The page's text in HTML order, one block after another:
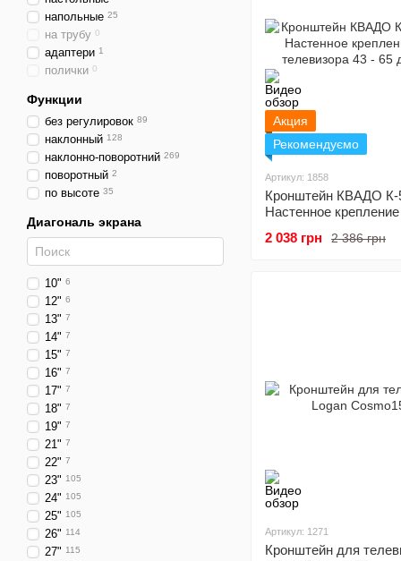
Акция
Рекомендуємо
Артикул: 1858
Кронштейн КВАДО К-
Настенное
2 386 грн
2 038 грн
Артикул: 1271
Кронштейн для
напольные 25
на трубу 0
адаптери 1
полички 0
Функции
без регулировок 89
наклонный 128
наклонно-поворотний 269
поворотный 2
по высоте 35
Диагональ экрана
10" 6
12" 6
13" 7
14" 7
15" 7
16" 7
17" 7
18" 7
19" 7
21" 7
22" 7
23" 105
24" 105
25" 105
26" 114
27" 115